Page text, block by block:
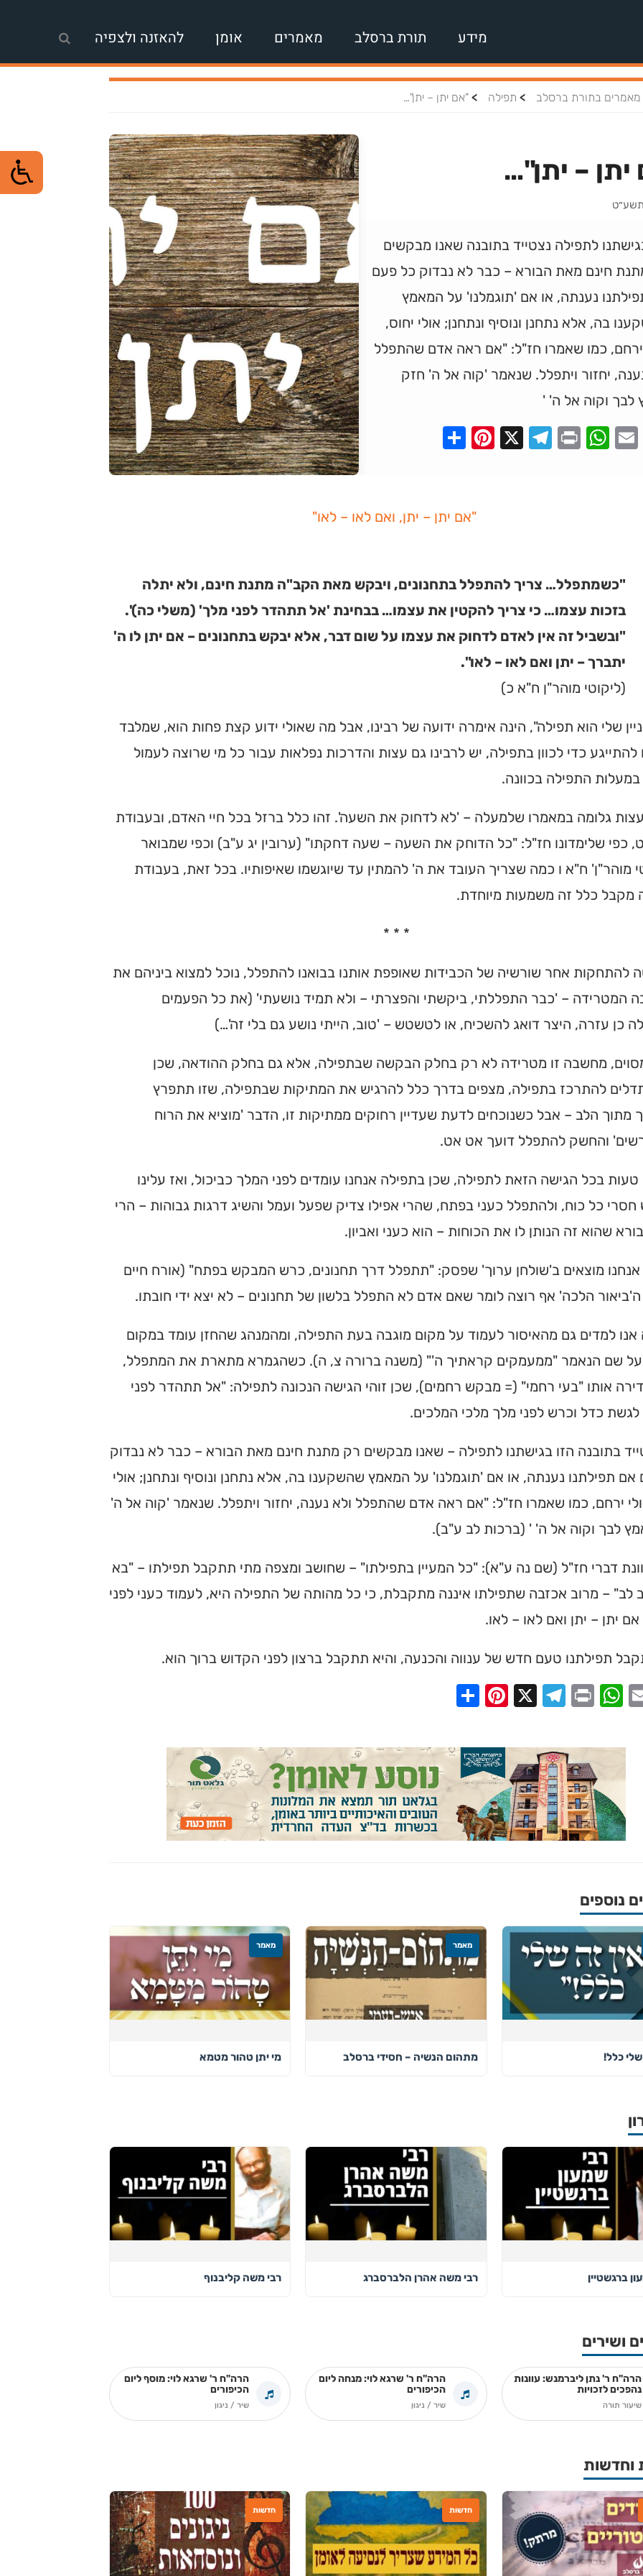
מידע תורת ברסלב מאמרים אומן להאזנה ולצפיה
מאמרים בתורת ברסלב > תפילה > "אם יתן – יתן"…
– יתן"…
תשע״ט
לתפילה נצטייד בתובנה שאנו מבקשים
חינם מאת הבורא – כבר לא נבדוק כל פעם
נענתה, או אם 'תוגמלנו' על המאמץ
בה, אלא נתחנן ונוסיף ונתחנן; אולי יחוס,
ירחם, כמו שאמרו חז"ל: "אם ראה אדם שהתפלל
יחזור ויתפלל. שנאמר 'קוה אל ה' חזק
לבך וקוה אל ה' '
Facebook
Email
WhatsApp
Print
Telegram
X
Pinterest
"אם יתן – יתן, ואם לאו – לאו"
"כשמתפלל… צריך להתפלל בתחנונים, ויבקש מאת הקב"ה מתנת חינם, ולא יתלה
בזכות עצמו… כי צריך להקטין את עצמו… בבחינת 'אל תתהדר לפני מלך' (משלי כה)'.
"ובשביל זה אין לאדם לדחוק את עצמו על שום דבר, אלא יבקש בתחנונים – אם יתן לו ה'
יתברך – יתן ואם לאו – לאו".
(ליקוטי מוהר"ן ח"א כ)
שלי הוא תפילה", הינה אימרה ידועה של רבינו, אבל מה שאולי ידוע קצת פחות הוא, שמלבד
להתייגע כדי לכוון בתפילה, יש לרבינו גם עצות והדרכות נפלאות עבור כל מי שרוצה לעמול
במעלות התפילה בכוונה.
גלומה במאמרו שלמעלה – 'לא לדחוק את השעה'. זהו כלל ברזל בכל חיי האדם, ובעבודת
כפי שלימדונו חז"ל: "כל הדוחק את השעה – שעה דחקתו" (ערובין יג ע"ב) וכפי שמבואר
מוהר"ן' ח"א ו כמה שצריך העובד את ה' להמתין עד שיוגשמו שאיפותיו. בכל זאת, בעבודת
מקבל כלל זה משמעות מיוחדת.
* * *
להתחקות אחר שורשיה של הכבידות שאופפת אותנו בבואנו להתפלל, נוכל למצוא ביניהם את
המטרידה – 'כבר התפללתי, ביקשתי והפצרתי – ולא תמיד נושעתי' (את כל הפעמים
כן עזרה, היצר דואג להשכיח, או לטשטש – 'טוב, הייתי נושע גם בלי זה'…)
מחשבה זו מטרידה לא רק בחלק הבקשה שבתפילה, אלא גם בחלק ההודאה, שכן
להתרכז בתפילה, מצפים בדרך כלל להרגיש את המתיקות שבתפילה, שזו תתפרץ
מתוך הלב – אבל כשנוכחים לדעת שעדיין רחוקים ממתיקות זו, הדבר 'מוציא את הרוח
והחשק להתפלל דועך אט אט.
בכל הגישה הזאת לתפילה, שכן בתפילה אנחנו עומדים לפני המלך כביכול, ואז עלינו
חסרי כל כוח, ולהתפלל כעני בפתח, שהרי אפילו צדיק שפעל ועמל והשיג דרגות גבוהות – הרי
שהוא זה הנותן לו את הכוחות – הוא כעני ואביון.
אנחנו מוצאים ב'שולחן ערוך' שפסק: "תתפלל דרך תחנונים, כרש המבקש בפתח" (אורח חיים
הלכה' אף רוצה לומר שאם אדם לא התפלל בלשון של תחנונים – לא יצא ידי חובתו.
אנו למדים גם מהאיסור לעמוד על מקום מוגבה בעת התפילה, ומהמנהג שהחזן עומד במקום
על שם הנאמר "ממעמקים קראתיך ה'" (משנה ברורה צ, ה). כשהגמרא מתארת את המתפלל,
אותו "בעי רחמי" (= מבקש רחמים), שכן זוהי הגישה הנכונה לתפילה: "אל תתהדר לפני
כדל וכרש לפני מלך מלכי המלכים.
בתובנה הזו בגישתנו לתפילה – שאנו מבקשים רק מתנת חינם מאת הבורא – כבר לא נבדוק
תפילתנו נענתה, או אם 'תוגמלנו' על המאמץ שהשקענו בה, אלא נתחנן ונוסיף ונתחנן; אולי
ירחם, כמו שאמרו חז"ל: "אם ראה אדם שהתפלל ולא נענה, יחזור ויתפלל. שנאמר 'קוה אל ה'
לבך וקוה אל ה' ' (ברכות לב ע"ב).
דברי חז"ל (שם נה ע"א): "כל המעיין בתפילתו" – שחושב ומצפה מתי תתקבל תפילתו – "בא
לב" – מרוב אכזבה שתפילתו איננה מתקבלת, כי כל מהותה של התפילה היא, לעמוד כעני לפני
יתן – יתן ואם לאו – לאו.
תפילתנו טעם חדש של ענווה והכנעה, והיא תתקבל ברצון לפני הקדוש ברוך הוא.
Email
WhatsApp
Print
Telegram
Pinterest
נוספים
שלי כלל!
מאמר
מתהום הנשיה – חסידי ברסלב
מאמר
מי יתן טהור מטמא
ברגשטיין רבי משה אהרן הלברסברג רבי משה קליבנוף
ושירים
הרה"ח ר' נתן ליברמנש: עוונות
נהפכים לזכויות
שיעור תורה
הרה"ח ר' שרגא לוי: מנחה ליום
הכיפורים
שיר / ניגון
הרה"ח ר' שרגא לוי: מוסף ליום
הכיפורים
שיר / ניגון
וחדשות
חדשות חדשות
כנסת או
והמקיף של בתי כנסת
הגעה בלחיצת כפתור.
➔